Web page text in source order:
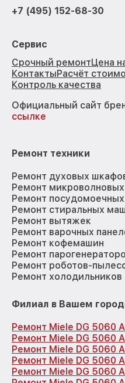
+7 (495) 152-68-30
Сервис
Срочный ремонтЦена
КонтактыРасчёт
Контроль качества
Официальный сайт
ссылке
Ремонт техники
Ремонт духовых
Ремонт
Ремонт
Ремонт стиральных
Ремонт вытяжек
Ремонт варочных
Ремонт кофемашин
Ремонт
Ремонт роботов-
Ремонт холодильников
Филиал в Вашем
Ремонт Miele DG 5060
Ремонт Miele DG 5060
Ремонт Miele DG 5060
Ремонт Miele DG 5060
Ремонт Miele DG 5060